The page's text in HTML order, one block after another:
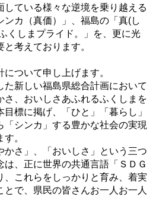
している様々な逆境を乗り越える
ンカ（真価）」、福島の「真(し
くしまプライド。」を、更に光
考えております。
ついて申し上げます。
新しい福島県総合計画において
さ、おいしさあふれるふくしまを
標に掲げ、「ひと」「暮らし」
「シンカ」する豊かな社会の実現
。
さ」、「おいしさ」という三つ
、正に世界の共通言語「ＳＤＧ
、これらをしっかりと育み、着実
で、県民の皆さんお一人お一人